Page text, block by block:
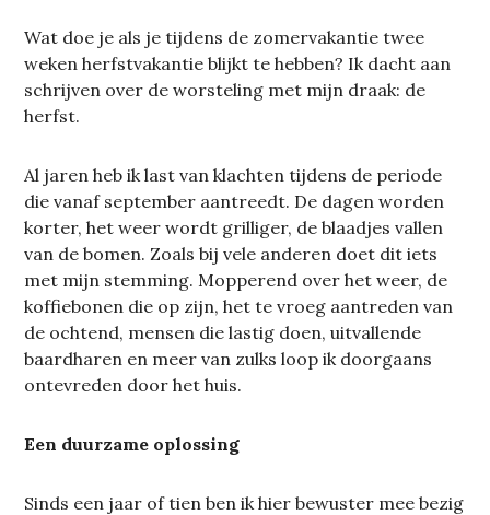
Wat doe je als je tijdens de zomervakantie twee
weken herfstvakantie blijkt te hebben? Ik dacht aan
schrijven over de worsteling met mijn draak: de
herfst.
Al jaren heb ik last van klachten tijdens de periode
die vanaf september aantreedt. De dagen worden
korter, het weer wordt grilliger, de blaadjes vallen
van de bomen. Zoals bij vele anderen doet dit iets
met mijn stemming. Mopperend over het weer, de
koffiebonen die op zijn, het te vroeg aantreden van
de ochtend, mensen die lastig doen, uitvallende
baardharen en meer van zulks loop ik doorgaans
ontevreden door het huis.
Een duurzame oplossing
Sinds een jaar of tien ben ik hier bewuster mee bezig